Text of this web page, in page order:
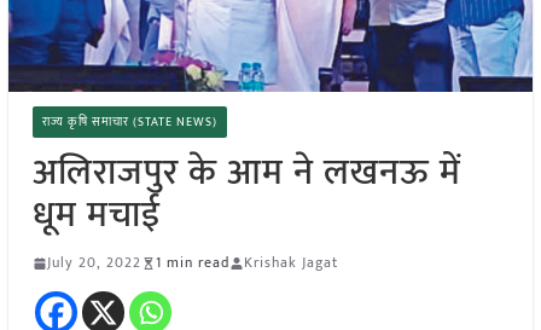
राज्य कृषि समाचार (STATE NEWS)
अलिराजपुर के आम ने लखनऊ में
धूम मचाई
July 20, 2022 1 min read Krishak Jagat